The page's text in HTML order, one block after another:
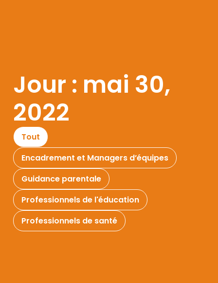
Jour : mai 30,
2022
Encadrement et Managers d’équipes
Guidance parentale
Professionnels de l'éducation
Professionnels de santé
Tout